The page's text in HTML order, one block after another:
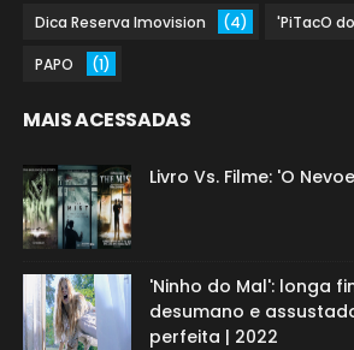
Dica Reserva Imovision (4) 'PiTacO
PAPO (1)
MAIS ACESSADAS
Livro Vs. Filme: 'O
'Ninho do Mal': longa
desumano e
perfeita | 2022